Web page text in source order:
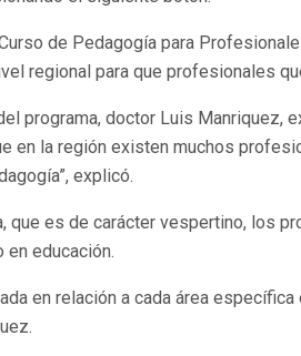
de Pedagogía para
regional para que profesionales
programa, doctor Luis
en la región existen muchos
explicó.
que es de carácter vespertino, los
en educación.
en relación a cada área